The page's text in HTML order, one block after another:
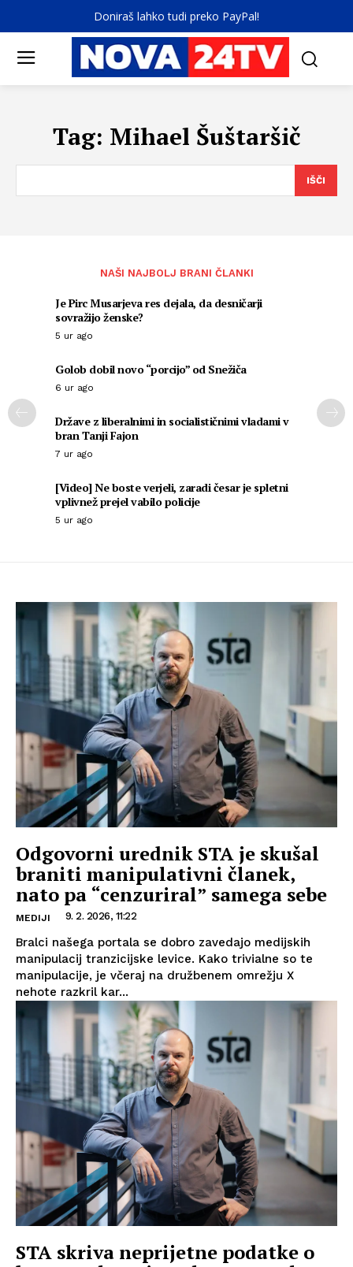
Doniraš lahko tudi preko PayPal!
Tag: Mihael Šuštaršič
IŠČI
NAŠI NAJBOLJ BRANI ČLANKI
Je Pirc Musarjeva res dejala, da desničarji
sovražijo ženske?
5 ur ago
Golob dobil novo “porcijo” od Snežiča
6 ur ago
Države z liberalnimi in socialističnimi vladami v
bran Tanji Fajon
7 ur ago
[Video] Ne boste verjeli, zaradi česar je spletni
vplivnež prejel vabilo policije
5 ur ago
Odgovorni urednik STA je skušal
braniti manipulativni članek,
nato pa “cenzuriral” samega sebe
MEDIJI 9. 2. 2026, 11:22
Bralci našega portala se dobro zavedajo medijskih
manipulacij tranzicijske levice. Kako trivialne so te
manipulacije, je včeraj na družbenem omrežju X
nehote razkril kar...
STA skriva neprijetne podatke o